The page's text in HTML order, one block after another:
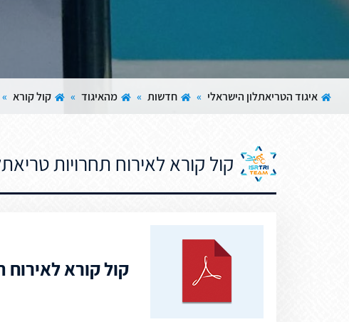
איגוד הטריאתלון הישראלי » חדשות » מהאיגוד » קול קורא »
קול קורא לאירוח תחרויות טריאתלון
קול קורא לאירוח